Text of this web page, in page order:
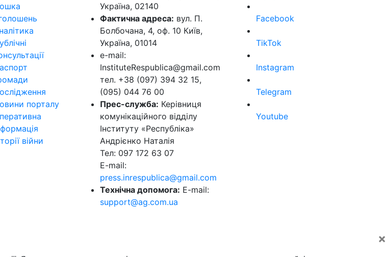
порталу
війни
Україна, 02140
Фактична адреса: вул. П.
Болбочана, 4, оф. 10 Київ,
Україна, 01014
e-mail:
InstituteRespublica@gmail.com
тел. +38 (097) 394 32 15,
(095) 044 76 00
Прес-служба: Керівниця
комунікаційного відділу
Інституту «Республіка»
Андрієнко Наталія
Тел: 097 172 63 07
E-mail:
press.inrespublica@gmail.com
Технічна допомога: E-mail:
support@ag.com.ua
Facebook
TikTok
Instagram
Telegram
Youtube
×